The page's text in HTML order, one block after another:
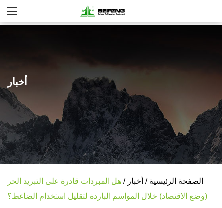
أخبار
الصفحة الرئيسية / أخبار / هل المبردات قادرة على التبريد الحر
(وضع الاقتصاد) خلال المواسم الباردة لتقليل استخدام الضاغط؟